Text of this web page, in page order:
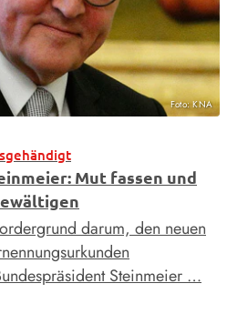
Foto: KNA
Mut fassen und
darum, den neuen
Steinmeier …